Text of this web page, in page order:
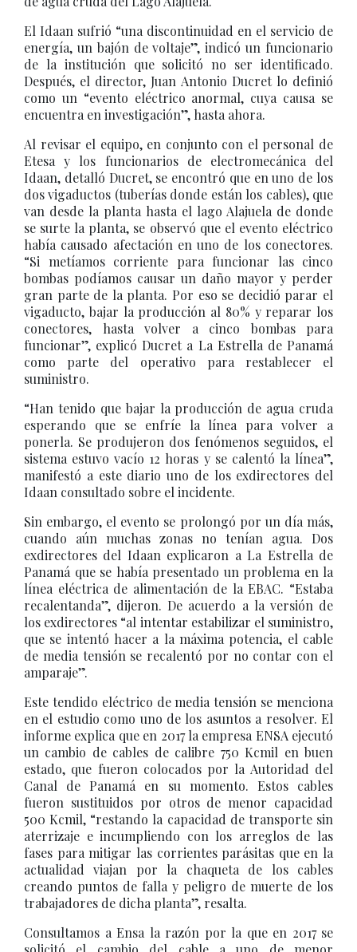
El Idaan sufrió “una discontinuidad en el servicio de
energía, un bajón de voltaje”, indicó un funcionario
de la institución que solicitó no ser identificado.
Después, el director, Juan Antonio Ducret lo definió
como un “evento eléctrico anormal, cuya causa se
encuentra en investigación”, hasta ahora.
Al revisar el equipo, en conjunto con el personal de
Etesa y los funcionarios de electromecánica del
Idaan, detalló Ducret, se encontró que en uno de los
dos vigaductos (tuberías donde están los cables), que
van desde la planta hasta el lago Alajuela de donde
se surte la planta, se observó que el evento eléctrico
había causado afectación en uno de los conectores.
“Si metíamos corriente para funcionar las cinco
bombas podíamos causar un daño mayor y perder
gran parte de la planta. Por eso se decidió parar el
vigaducto, bajar la producción al 80% y reparar los
conectores, hasta volver a cinco bombas para
funcionar”, explicó Ducret a La Estrella de Panamá
como parte del operativo para restablecer el
suministro.
“Han tenido que bajar la producción de agua cruda
esperando que se enfríe la línea para volver a
ponerla. Se produjeron dos fenómenos seguidos, el
sistema estuvo vacío 12 horas y se calentó la línea”,
manifestó a este diario uno de los exdirectores del
Idaan consultado sobre el incidente.
Sin embargo, el evento se prolongó por un día más,
cuando aún muchas zonas no tenían agua. Dos
exdirectores del Idaan explicaron a La Estrella de
Panamá que se había presentado un problema en la
línea eléctrica de alimentación de la EBAC. “Estaba
recalentanda”, dijeron. De acuerdo a la versión de
los exdirectores “al intentar estabilizar el suministro,
que se intentó hacer a la máxima potencia, el cable
de media tensión se recalentó por no contar con el
amparaje”.
Este tendido eléctrico de media tensión se menciona
en el estudio como uno de los asuntos a resolver. El
informe explica que en 2017 la empresa ENSA ejecutó
un cambio de cables de calibre 750 Kcmil en buen
estado, que fueron colocados por la Autoridad del
Canal de Panamá en su momento. Estos cables
fueron sustituidos por otros de menor capacidad
500 Kcmil, “restando la capacidad de transporte sin
aterrizaje e incumpliendo con los arreglos de las
fases para mitigar las corrientes parásitas que en la
actualidad viajan por la chaqueta de los cables
creando puntos de falla y peligro de muerte de los
trabajadores de dicha planta”, resalta.
Consultamos a Ensa la razón por la que en 2017 se